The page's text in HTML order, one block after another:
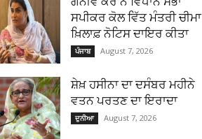
ਸਪੀਕਰ ਕੋਲ ਵਿੱਤ ਮੰਤਰੀ ਚੀਮਾ
ਖ਼ਿਲਾਫ਼ ਨੋਟਿਸ ਦਾਇਰ ਕੀਤਾ
ਪੰਜਾਬ August 7, 2026
ਸ਼ੇਖ਼ ਹਸੀਨਾ ਦਾ ਦਸੰਬਰ ਮਹੀਨੇ
ਵਤਨ ਪਰਤਣ ਦਾ ਇਰਾਦਾ
ਦੁਨੀਆ August 7, 2026